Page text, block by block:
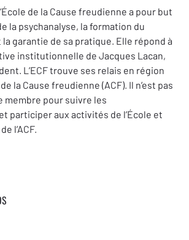
de la Cause freudienne a pour but
la psychanalyse, la formation du
garantie de sa pratique. Elle répond à
institutionnelle de Jacques Lacan,
L’ECF trouve ses relais en région
la Cause freudienne (ACF). Il n’est pas
membre pour suivre les
participer aux activités de l’École et
l’ACF.